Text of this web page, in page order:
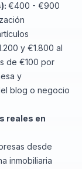
€400 - €900
y €1.800 al
de €100 por
y
blog o negocio
reales en
desde
inmobiliaria